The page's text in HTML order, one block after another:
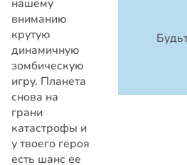
нашему
вниманию
крутую
динамичную
зомбическую
игру. Планета
снова на
грани
катастрофы и
у твоего героя
есть шанс ее